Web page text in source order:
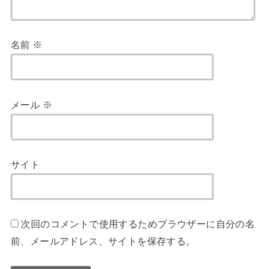
名前 ※
メール ※
サイト
次回のコメントで使用するためブラウザーに自分の名
前、メールアドレス、サイトを保存する。